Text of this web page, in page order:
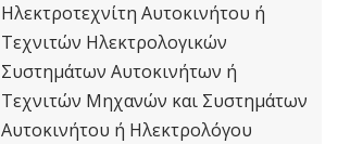
Ηλεκτροτεχνίτη Αυτοκινήτου ή
Τεχνιτών Ηλεκτρολογικών
Συστημάτων Αυτοκινήτων ή
Τεχνιτών Μηχανών και Συστημάτων
Αυτοκινήτου ή Ηλεκτρολόγου